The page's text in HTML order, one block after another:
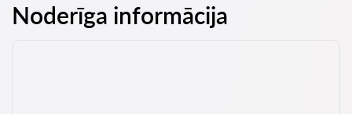
Noderīga informācija